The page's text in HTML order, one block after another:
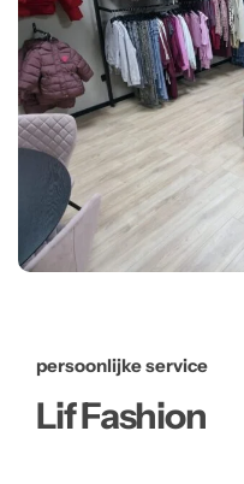
persoonlijke service
Lif Fashion